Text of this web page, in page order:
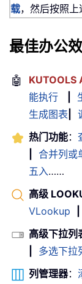
载，然后按照上
最佳办公
🤖 KUTOOLS
能执行
生成图表
热门功能：
合并列或
五入……
高级
VLookup
高级下拉列
多选下拉
列管理器：